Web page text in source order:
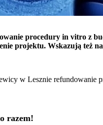
procedury in vitro z
projektu. Wskazują też
w Lesznie refundowanie
razem!